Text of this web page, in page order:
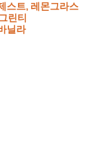
스트, 레몬그라스
린티
닐라